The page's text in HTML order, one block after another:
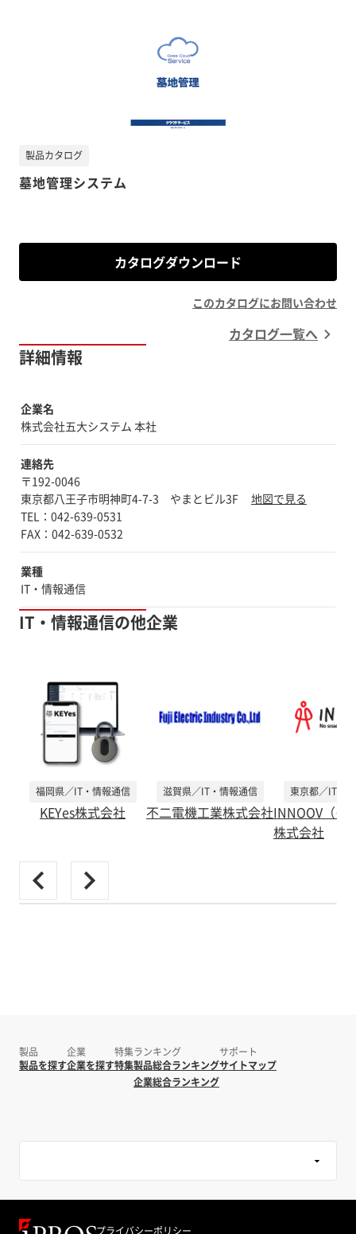
墓地管理システム
製品カタログ
カタログダウンロード
このカタログにお問い合わせ
カタログ一覧へ
詳細情報
企業名
株式会社五大システム 本社
連絡先
〒192-0046
東京都八王子市明神町4-7-3 やまとビル3F
地図で見る
TEL：042-639-0531
業種
IT・情報通信
IT・情報通信の他企業
福岡県／IT・情報通信
KEYes株式会社
滋賀県／IT・情報通信
不二電機工業株式会社
東京都／IT・
INNOOV（イ
株式会社
製品
製品を探す
企業
企業を探す
特集
特集
ランキング
製品総合ランキング
企業総合ランキング
サポート
サイトマップ
プライバシーポリシー